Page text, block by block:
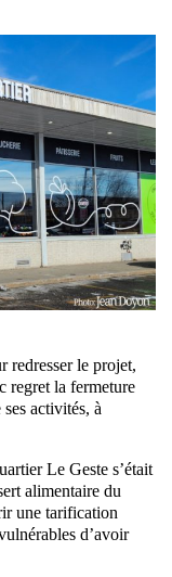
redresser le projet,
regret la fermeture
activités, à
Le Geste s’était
alimentaire du
une tarification
d’avoir